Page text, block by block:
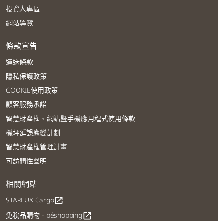
投資人專區
網站導覽
條款宣告
運送條款
隱私保護政策
COOKIE使用政策
顧客服務承諾
智慧財產權、網站暨手機應用程式使用條款
機坪延誤應變計劃
智慧財產權管理計畫
可訪問性聲明
相關網站
STARLUX Cargoopen_in_new
免稅品購物 - béshoppingopen_in_new